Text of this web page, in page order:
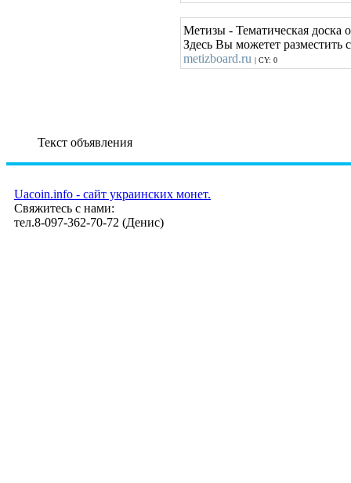
Метизы - Тематическая доска
Здесь Вы можетет разместить
metizboard.ru | CY: 0
Текст объявления
Uacoin.info - сайт украинских монет.
Свяжитесь с нами:
тел.8-097-362-70-72 (Денис)